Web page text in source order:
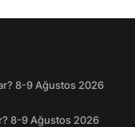
8-9 Ağustos 2026
8-9 Ağustos 2026